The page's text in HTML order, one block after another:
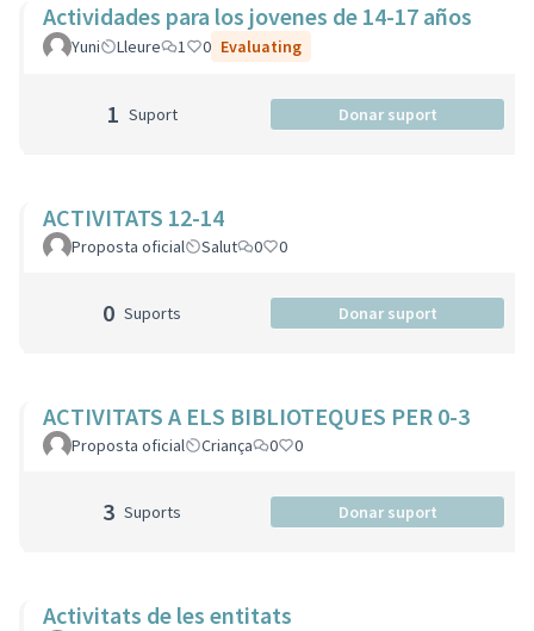
Actividades para los jovenes de 14-17 años
Yuni Lleure 1 0 Evaluating
1 Suport Donar suport
ACTIVITATS 12-14
Proposta oficial Salut 0 0
0 Suports Donar suport
ACTIVITATS A ELS BIBLIOTEQUES PER 0-3
Proposta oficial Criança 0 0
3 Suports Donar suport
Activitats de les entitats